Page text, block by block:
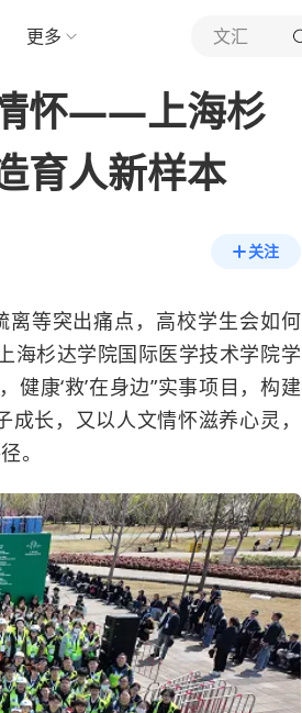
更多 文汇
怀——上海杉
育人新样本
关注
等突出痛点，高校学生会如何
海杉达学院国际医学技术学院学
健康‘救’在身边”实事项目，构建
长，又以人文情怀滋养心灵，
。